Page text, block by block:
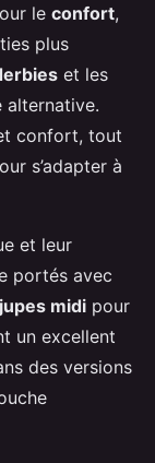
le confort,
plus
et les
alternative.
confort, tout
s’adapter à
et leur
portés avec
jupes midi pour
un excellent
des versions